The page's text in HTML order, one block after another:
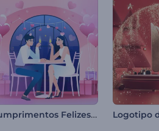
Cumprimentos Felizes do Dia dos Namorados